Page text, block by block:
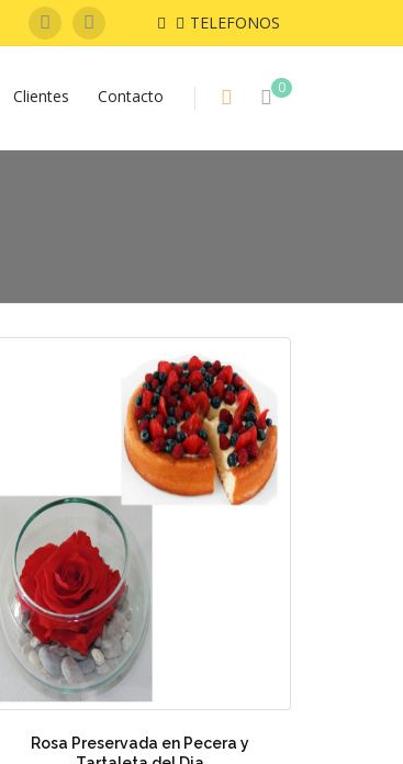
TELEFONOS
0
Clientes Contacto
Rosa Preservada en Pecera y